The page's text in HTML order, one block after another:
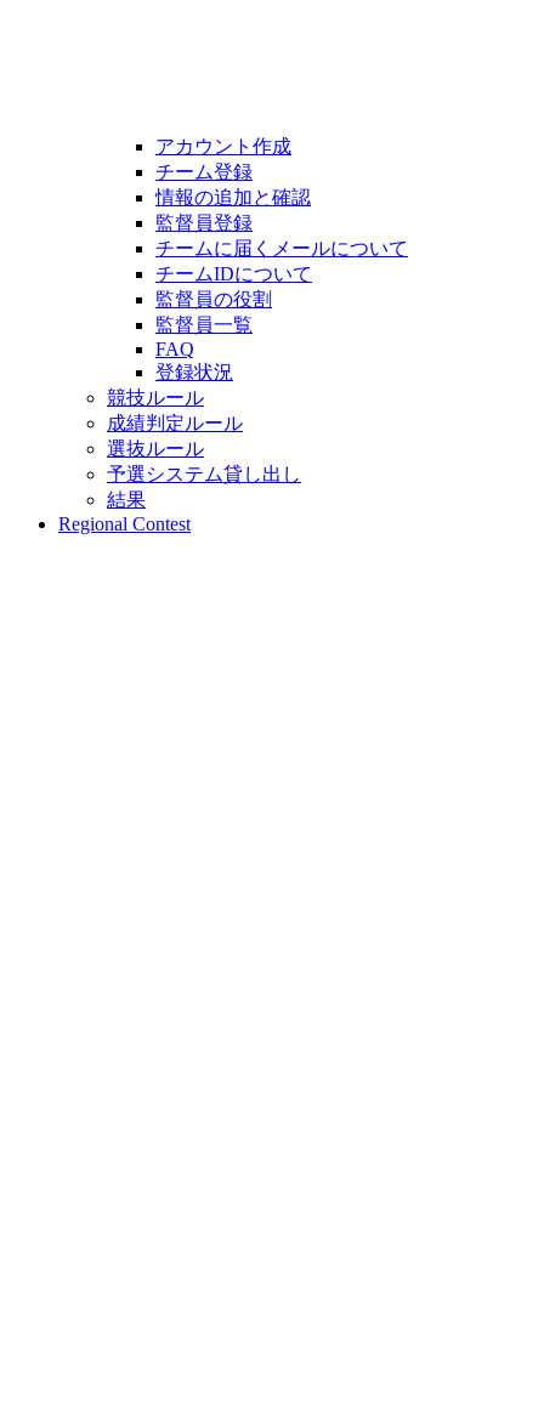
アカウント作成
チーム登録
情報の追加と確認
監督員登録
チームに届くメールについて
チームIDについて
監督員の役割
監督員一覧
FAQ
登録状況
競技ルール
成績判定ルール
選抜ルール
予選システム貸し出し
結果
Regional Contest